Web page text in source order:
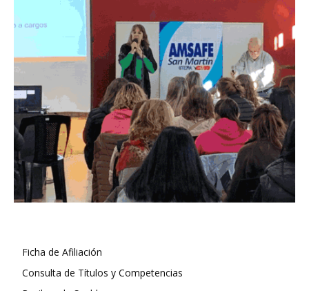
Ficha de Afiliación
Consulta de Títulos y Competencias